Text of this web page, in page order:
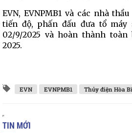
EVN, EVNPMB1 và các nhà
tiến độ, phấn đấu đưa tổ máy
02/9/2025 và hoàn thành
2025.
EVN EVNPMB1 Thủy điện Hòa
TIN MỚI